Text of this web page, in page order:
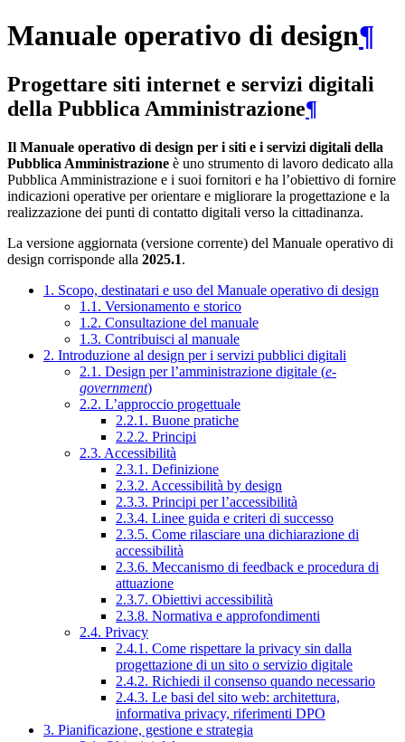
Manuale operativo di design¶
Progettare siti internet e servizi digitali
della Pubblica Amministrazione¶
Il Manuale operativo di design per i siti e i servizi digitali della
Pubblica Amministrazione è uno strumento di lavoro dedicato alla
Pubblica Amministrazione e i suoi fornitori e ha l’obiettivo di fornire
indicazioni operative per orientare e migliorare la progettazione e la
realizzazione dei punti di contatto digitali verso la cittadinanza.
La versione aggiornata (versione corrente) del Manuale operativo di
design corrisponde alla 2025.1.
1. Scopo, destinatari e uso del Manuale operativo di design
1.1. Versionamento e storico
1.2. Consultazione del manuale
1.3. Contribuisci al manuale
2. Introduzione al design per i servizi pubblici digitali
2.1. Design per l’amministrazione digitale (e-
government)
2.2. L’approccio progettuale
2.2.1. Buone pratiche
2.2.2. Principi
2.3. Accessibilità
2.3.1. Definizione
2.3.2. Accessibilità by design
2.3.3. Principi per l’accessibilità
2.3.4. Linee guida e criteri di successo
2.3.5. Come rilasciare una dichiarazione di
accessibilità
2.3.6. Meccanismo di feedback e procedura di
attuazione
2.3.7. Obiettivi accessibilità
2.3.8. Normativa e approfondimenti
2.4. Privacy
2.4.1. Come rispettare la privacy sin dalla
progettazione di un sito o servizio digitale
2.4.2. Richiedi il consenso quando necessario
2.4.3. Le basi del sito web: architettura,
informativa privacy, riferimenti DPO
3. Pianificazione, gestione e strategia